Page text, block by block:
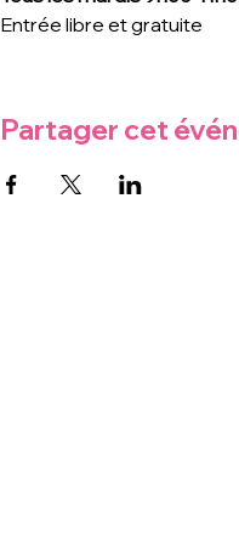
Entrée libre et gratuite
Partager cet